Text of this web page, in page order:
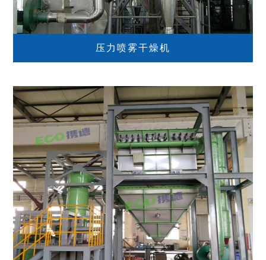
压力喷雾干燥机